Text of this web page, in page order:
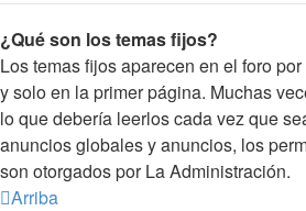
¿Qué son los temas fijos?
Los temas fijos aparecen en el foro
y solo en la primer página. Muchas
lo que debería leerlos cada vez que
anuncios globales y anuncios, los
son otorgados por La Administración.
Arriba